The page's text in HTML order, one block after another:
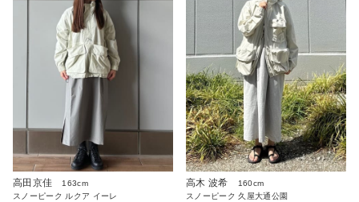
高田京佳
163cm
スノーピーク ルクア イーレ
高木 波希
160cm
スノーピーク 久屋大通公園